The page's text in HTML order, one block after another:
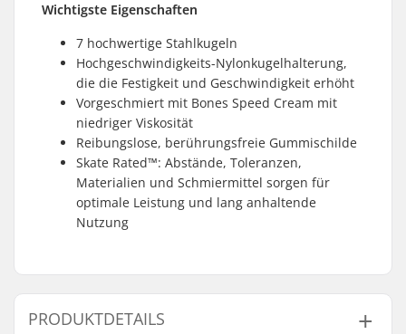
Wichtigste Eigenschaften
7 hochwertige Stahlkugeln
Hochgeschwindigkeits-Nylonkugelhalterung,
die die Festigkeit und Geschwindigkeit erhöht
Vorgeschmiert mit Bones Speed Cream mit
niedriger Viskosität
Reibungslose, berührungsfreie Gummischilde
Skate Rated™: Abstände, Toleranzen,
Materialien und Schmiermittel sorgen für
optimale Leistung und lang anhaltende
Nutzung
PRODUKTDETAILS